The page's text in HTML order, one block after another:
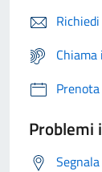
Problemi